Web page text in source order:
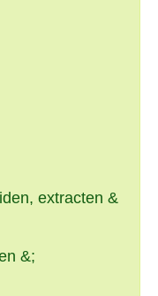
extracten &
&;